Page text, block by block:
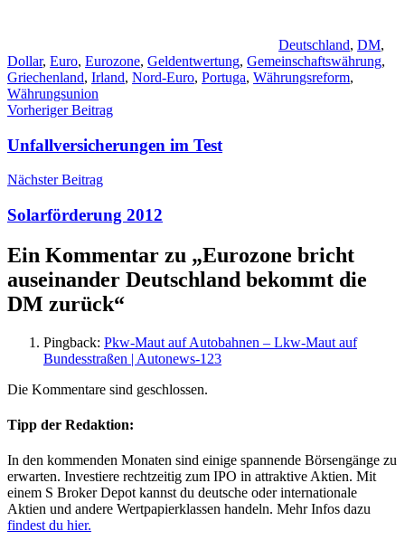
Deutschland, DM,
Dollar, Euro, Eurozone, Geldentwertung, Gemeinschaftswährung,
Griechenland, Irland, Nord-Euro, Portuga, Währungsreform,
Währungsunion
Beitragsnavigation
Vorheriger Beitrag
Unfallversicherungen im Test
Nächster Beitrag
Solarförderung 2012
Ein Kommentar zu „Eurozone bricht
auseinander Deutschland bekommt die
DM zurück“
Pingback: Pkw-Maut auf Autobahnen – Lkw-Maut auf
Bundesstraßen | Autonews-123
Die Kommentare sind geschlossen.
Tipp der Redaktion:
In den kommenden Monaten sind einige spannende Börsengänge zu
erwarten. Investiere rechtzeitig zum IPO in attraktive Aktien. Mit
einem S Broker Depot kannst du deutsche oder internationale
Aktien und andere Wertpapierklassen handeln. Mehr Infos dazu
findest du hier.